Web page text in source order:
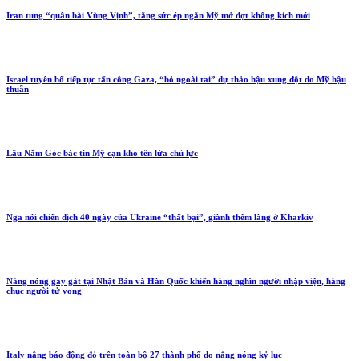
Iran tung “quân bài Vùng Vịnh”, tăng sức ép ngăn Mỹ mở đợt không kích mới
Israel tuyên bố tiếp tục tấn công Gaza, “bỏ ngoài tai” dự thảo hậu xung đột do Mỹ hậu
thuẫn
Lầu Năm Góc bác tin Mỹ cạn kho tên lửa chủ lực
Nga nói chiến dịch 40 ngày của Ukraine “thất bại”, giành thêm làng ở Kharkiv
Nắng nóng gay gắt tại Nhật Bản và Hàn Quốc khiến hàng nghìn người nhập viện, hàng
chục người tử vong
Italy nâng báo động đỏ trên toàn bộ 27 thành phố do nắng nóng kỷ lục